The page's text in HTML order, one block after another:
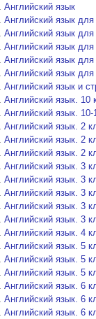
Английский язык
Английский язык
Английский язык для
Английский язык
Английский язык
Английский язык
Английский язык и
Английский язык. 10
Английский язык.
Английский язык. 2
Английский язык. 2
Английский язык. 2
Английский язык. 3
Английский язык. 3
Английский язык. 3
Английский язык. 3
Английский язык. 3
Английский язык. 4
Английский язык. 5
Английский язык. 5
Английский язык. 5
Английский язык. 6
Английский язык. 6
Английский язык. 6